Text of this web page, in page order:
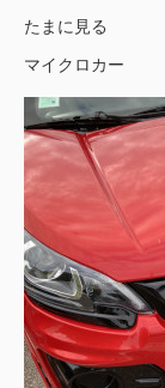
たまに見る
マイクロカー